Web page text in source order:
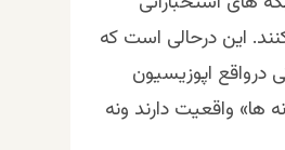
این درحالی است که
اپوزیسیون
ها» واقعیت دارند ونه